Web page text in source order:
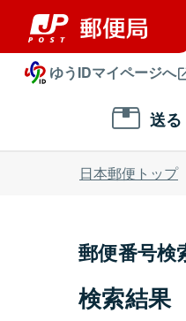
ゆうIDマイページへ
送る
日本郵便トップ
郵便番号検
検索結果